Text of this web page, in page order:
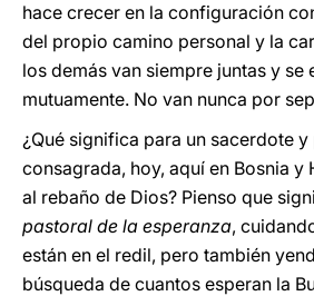
hace crecer en la configuración
del propio camino personal y la
los demás van siempre juntas y se
mutuamente. No van nunca por
¿Qué significa para un sacerdote
consagrada, hoy, aquí en Bosnia y
al rebaño de Dios? Pienso que
pastoral de la esperanza,
están en el redil, pero también
búsqueda de cuantos esperan la